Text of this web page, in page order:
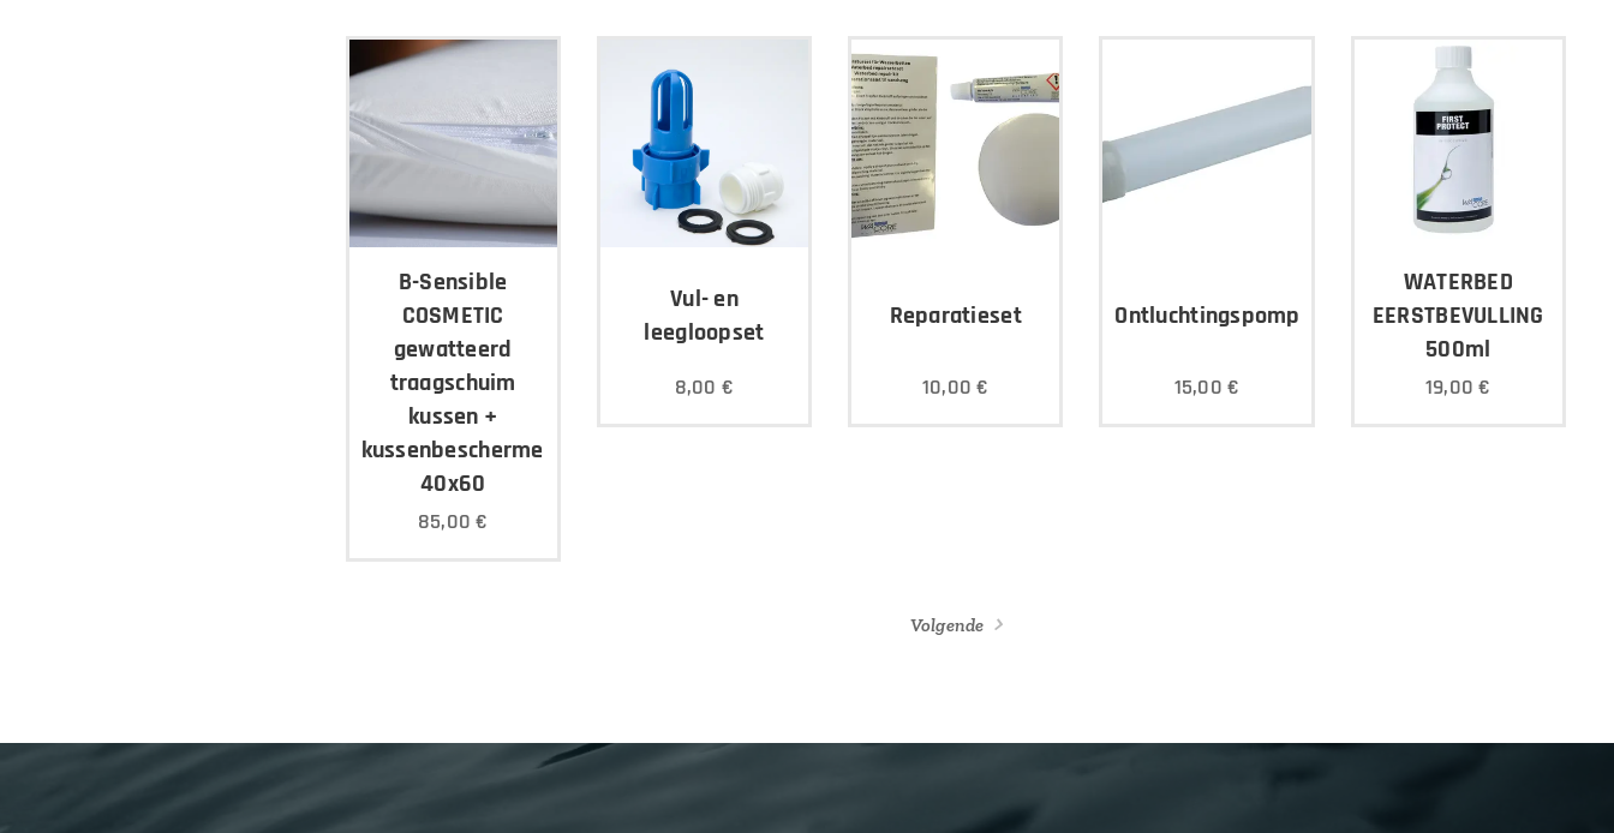
B-Sensible
COSMETIC
gewatteerd
traagschuim
kussen +
kussenbeschermer
40x60
85,00 €
Vul- en
leegloopset
8,00 €
Reparatieset
10,00 €
Ontluchtingspomp
15,00 €
WATERBED
EERSTBEVULLING
500ml
19,00 €
Volgende